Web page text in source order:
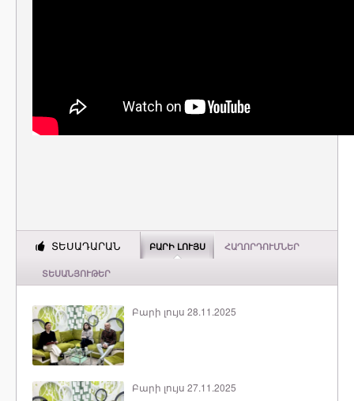
ՏԵՍԱԴԱՐԱՆ ԲԱՐԻ ԼՈՒՅՍ ՀԱՂՈՐԴՈՒՄՆԵՐ
ՏԵՍԱՆՅՈՒԹԵՐ
Բարի լույս 28.11.2025
Բարի լույս 27.11.2025